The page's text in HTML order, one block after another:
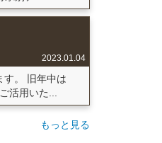
2023.01.04
す。 旧年中は
活用いた...
もっと見る